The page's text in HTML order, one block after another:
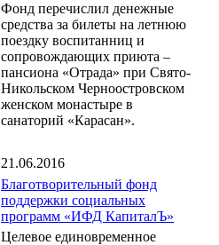
Фонд перечислил денежные
средства за билеты на летнюю
поездку воспитанниц и
сопровождающих приюта –
пансиона «Отрада» при Свято-
Никольском Черноостровском
женском монастыре в
санаторий «Карасан».
21.06.2016
Благотворительный фонд
поддержки социальных
программ «ИФД КапиталЪ»
Целевое единовременное